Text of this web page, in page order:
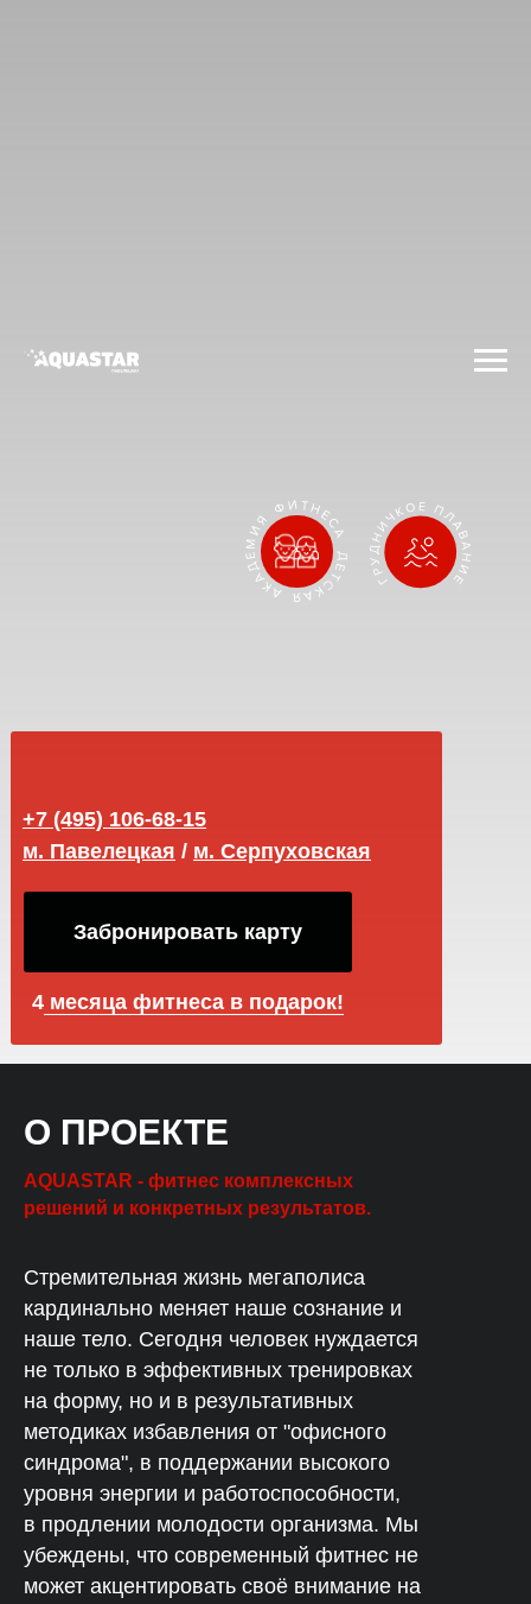
+7 (495) 106-68-15
м. Павелецкая / м. Серпуховская
4 месяца фитнеса в подарок!
Забронировать карту
О ПРОЕКТЕ
AQUASTAR - фитнес комплексных
решений и конкретных результатов.
Стремительная жизнь мегаполиса
кардинально меняет наше сознание и
наше тело. Сегодня человек нуждается
не только в эффективных тренировках
на форму, но и в результативных
методиках избавления от "офисного
синдрома", в поддержании высокого
уровня энергии и работоспособности,
в продлении молодости организма. Мы
убеждены, что современный фитнес не
может акцентировать своё внимание на